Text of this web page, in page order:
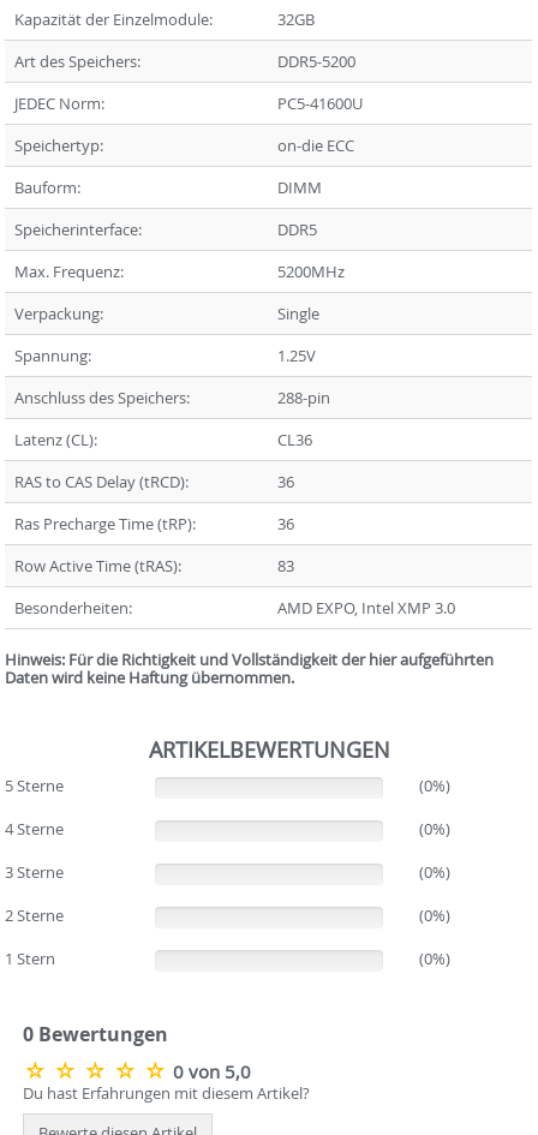
Kapazität der Einzelmodule:
32GB
Art des Speichers:
DDR5-5200
JEDEC Norm:
PC5-41600U
Speichertyp:
on-die ECC
Bauform:
DIMM
Speicherinterface:
DDR5
Max. Frequenz:
5200MHz
Verpackung:
Single
Spannung:
1.25V
Anschluss des Speichers:
288-pin
Latenz (CL):
CL36
RAS to CAS Delay (tRCD):
36
Ras Precharge Time (tRP):
36
Row Active Time (tRAS):
83
Besonderheiten:
AMD EXPO, Intel XMP 3.0
Hinweis: Für die Richtigkeit und Vollständigkeit der hier aufgeführten
Daten wird keine Haftung übernommen.
ARTIKELBEWERTUNGEN
5 Sterne
(0%)
4 Sterne
(0%)
3 Sterne
(0%)
2 Sterne
(0%)
1 Stern
(0%)
0 Bewertungen
0 von 5,0
Du hast Erfahrungen mit diesem Artikel?